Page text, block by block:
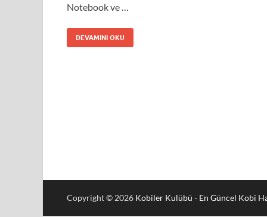
Notebook ve …
DEVAMINI OKU
Copyright © 2026 Kobiler Kulübü - En Güncel Kobi